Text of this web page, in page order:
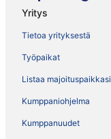
Yritys
Tietoa yrityksestä
Työpaikat
Listaa majoituspaikkasi
Kumppaniohjelma
Kumppanuudet